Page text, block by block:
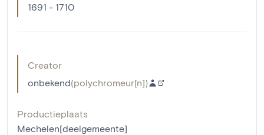
1691 - 1710
Creator
onbekend(polychromeur[n])
Productieplaats
Mechelen[deelgemeente]